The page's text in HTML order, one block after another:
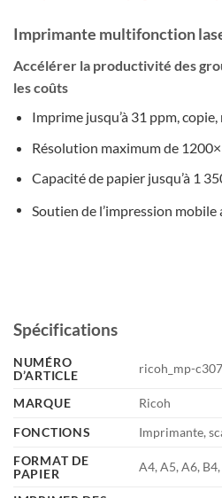
Imprimante multifonction
Accélérer la productivité des
les coûts
Imprime jusqu’à 31 ppm,
Résolution maximum de
Capacité de papier jusqu’à 1
Soutien de l’impression
Spécifications
NUMÉRO
D’ARTICLE
ricoh_mp-
MARQUE
Ricoh
FONCTIONS
Imprimante,
FORMAT DE
PAPIER
A4, A5, A6,